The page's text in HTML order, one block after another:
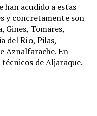
han acudido a estas
y concretamente son
Gines, Tomares,
del Río, Pilas,
Aznalfarache. En
de Aljaraque.